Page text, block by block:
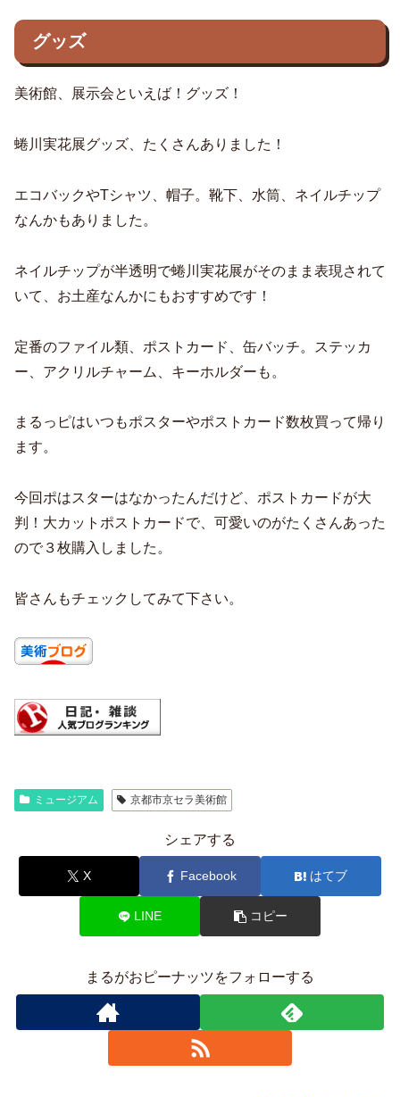
グッズ
美術館、展示会といえば！グッズ！
蜷川実花展グッズ、たくさんありました！
エコバックやTシャツ、帽子。靴下、水筒、ネイルチップ
なんかもありました。
ネイルチップが半透明で蜷川実花展がそのまま表現されて
いて、お土産なんかにもおすすめです！
定番のファイル類、ポストカード、缶バッチ。ステッカ
ー、アクリルチャーム、キーホルダーも。
まるっピはいつもポスターやポストカード数枚買って帰り
ます。
今回ポはスターはなかったんだけど、ポストカードが大
判！大カットポストカードで、可愛いのがたくさんあった
ので３枚購入しました。
皆さんもチェックしてみて下さい。
ミュージアム 京都市京セラ美術館
シェアする
X Facebook はてブ
LINE コピー
まるがおピーナッツをフォローする